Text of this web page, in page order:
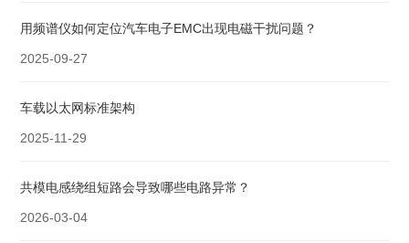
用频谱仪如何定位汽车电子EMC出现电磁干扰问题？
2025-09-27
车载以太网标准架构
2025-11-29
共模电感绕组短路会导致哪些电路异常？
2026-03-04